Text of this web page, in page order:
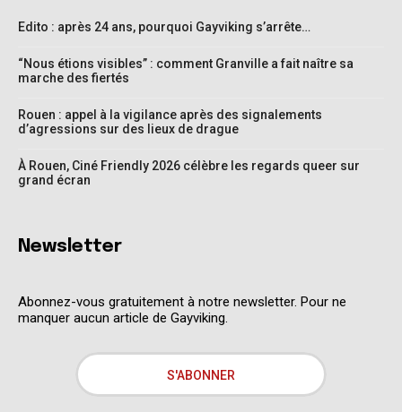
Edito : après 24 ans, pourquoi Gayviking s’arrête…
“Nous étions visibles” : comment Granville a fait naître sa
marche des fiertés
Rouen : appel à la vigilance après des signalements
d’agressions sur des lieux de drague
À Rouen, Ciné Friendly 2026 célèbre les regards queer sur
grand écran
Newsletter
Abonnez-vous gratuitement à notre newsletter. Pour ne
manquer aucun article de Gayviking.
S'ABONNER